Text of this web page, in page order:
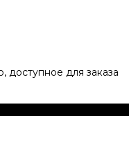
доступное для заказа